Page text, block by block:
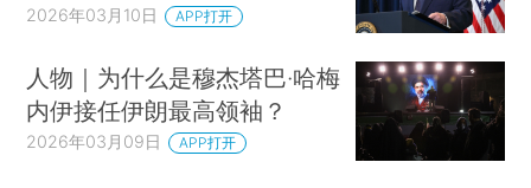
2026年03月10日 APP打开
人物｜为什么是穆杰塔巴·哈梅
内伊接任伊朗最高领袖？
2026年03月09日 APP打开